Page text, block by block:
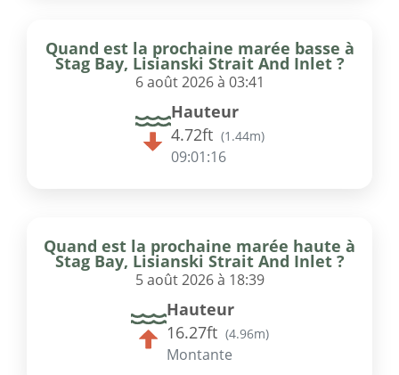
Quand est la prochaine marée basse à
Stag Bay, Lisianski Strait And Inlet ?
6 août 2026 à 03:41
Hauteur
4.72ft (1.44m)
09:01:16
Quand est la prochaine marée haute à
Stag Bay, Lisianski Strait And Inlet ?
5 août 2026 à 18:39
Hauteur
16.27ft (4.96m)
Montante